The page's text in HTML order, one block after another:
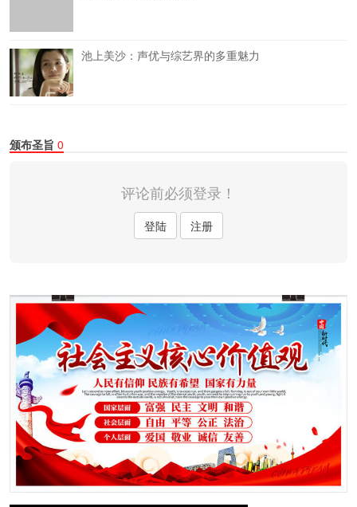
池上美沙：声优与综艺界的多重魅力
颁布圣旨 0
评论前必须登录！
登陆 注册